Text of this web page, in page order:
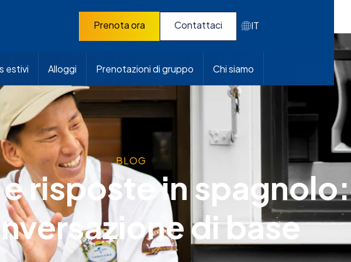
Prenota ora Contattaci IT
estivi Alloggi Prenotazioni di gruppo Chi siamo
BLOG
risposte in spagnolo:
di base